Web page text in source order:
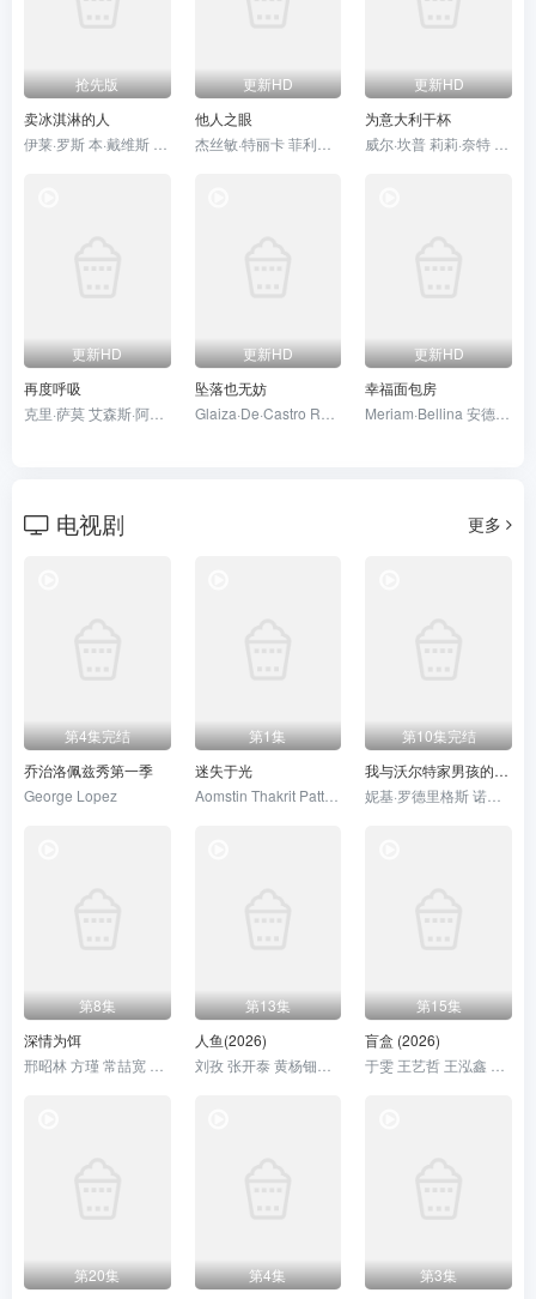
抢先版
卖冰淇淋的人
更新HD
他人之眼
更新HD
为意大利干杯
更新HD
再度呼吸
更新HD
坠落也无妨
更新HD
幸福面包房
电视剧 更多
第4集完结
乔治洛佩兹秀第一季
George Lopez
第1集
迷失于光
Aomstin Thakrit Patthanaworakit
第10集完结
我与沃尔特家男孩的生活第三季
第8集
深情为饵
第13集
人鱼(2026)
第15集
盲盒 (2026)
第20集
第4集
第3集